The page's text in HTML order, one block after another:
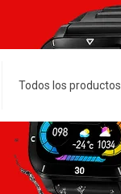
Todos los productos